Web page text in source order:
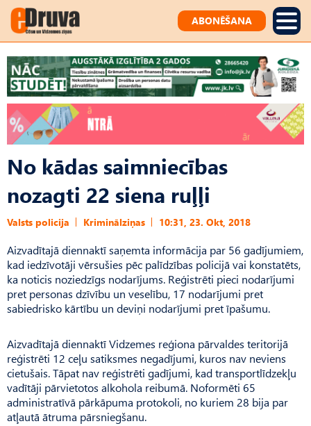
ABONĒŠANA
No kādas saimniecības
nozagti 22 siena ruļļi
Valsts policija Kriminālziņas 10:31, 23. Okt, 2018
Aizvadītajā diennaktī saņemta informācija par 56 gadījumiem,
kad iedzīvotāji vērsušies pēc palīdzības policijā vai konstatēts,
ka noticis noziedzīgs nodarījums. Reģistrēti pieci nodarījumi
pret personas dzīvību un veselību, 17 nodarījumi pret
sabiedrisko kārtību un deviņi nodarījumi pret īpašumu.
Aizvadītajā diennaktī Vidzemes reģiona pārvaldes teritorijā
reģistrēti 12 ceļu satiksmes negadījumi, kuros nav neviens
cietušais. Tāpat nav reģistrēti gadījumi, kad transportlīdzekļu
vadītāji pārvietotos alkohola reibumā. Noformēti 65
administratīvā pārkāpuma protokoli, no kuriem 28 bija par
atļautā ātruma pārsniegšanu.